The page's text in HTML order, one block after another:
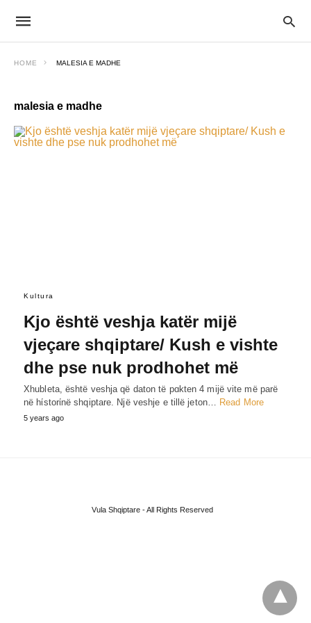
HOME MALESIA E MADHE
malesia e madhe
Kultura
Kjo është veshja katër mijë
vjeçare shqiptare/ Kush e vishte
dhe pse nuk prodhohet më
Xhubleta, është veshja që daton të pɑkten 4 mijë vite më parë
në hίstorίnë shqiptare. Një veshje e tillë jeton… Read More
5 years ago
Vula Shqiptare - All Rights Reserved